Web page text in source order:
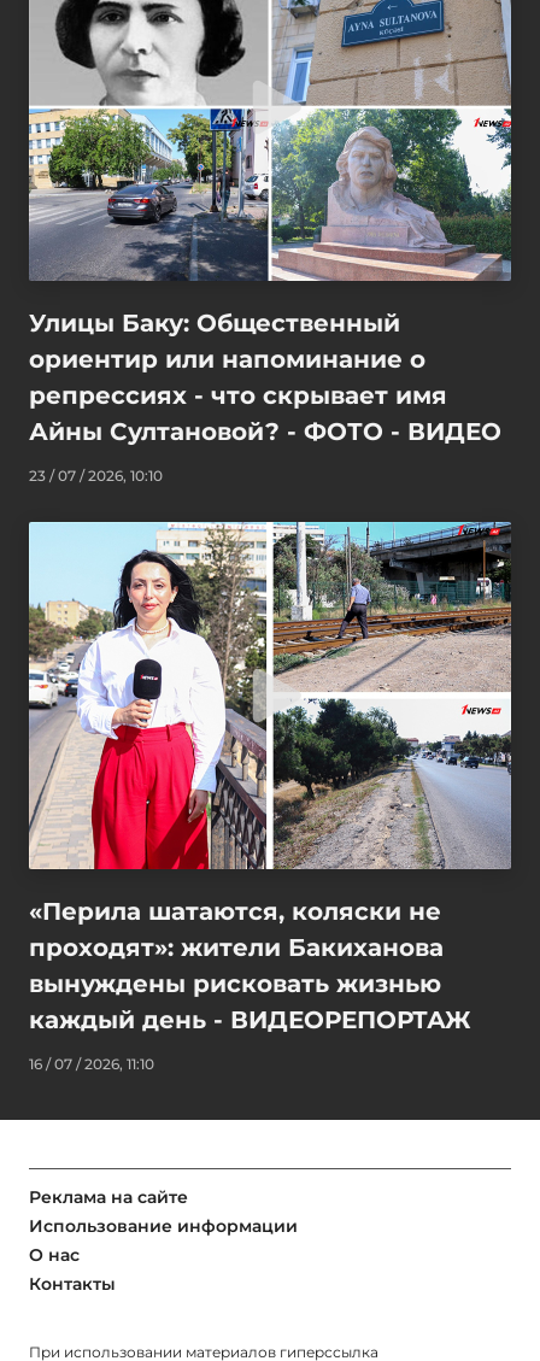
Улицы Баку: Общественный
ориентир или напоминание о
репрессиях - что скрывает имя
Айны Султановой? - ФОТО - ВИДЕО
23 / 07 / 2026, 10:10
«Перила шатаются, коляски не
проходят»: жители Бакиханова
вынуждены рисковать жизнью
каждый день - ВИДЕОРЕПОРТАЖ
16 / 07 / 2026, 11:10
Реклама на сайте
Использование информации
О нас
Контакты
При использовании материалов гиперссылка